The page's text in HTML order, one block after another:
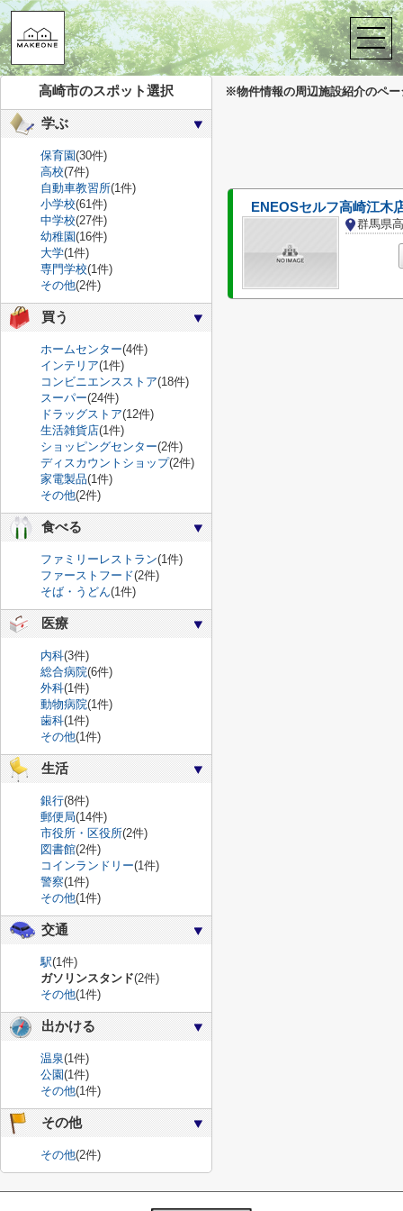
株式会社メイクワン > 周辺施設案内 > 高崎市 > 高崎市のガソリンス
高崎市のガソリンスタンド
※物件情報の周辺施設紹介のペ
ENEOSセルフ高崎江木
群馬県
高崎市のスポット選択
学ぶ
保育園(30件)
高校(7件)
自動車教習所(1件)
小学校(61件)
中学校(27件)
幼稚園(16件)
大学(1件)
専門学校(1件)
その他(2件)
買う
ホームセンター(4件)
インテリア(1件)
コンビニエンスストア(18件)
スーパー(24件)
ドラッグストア(12件)
生活雑貨店(1件)
ショッピングセンター(2件)
ディスカウントショップ(2件)
家電製品(1件)
その他(2件)
食べる
ファミリーレストラン(1件)
ファーストフード(2件)
そば・うどん(1件)
医療
内科(3件)
総合病院(6件)
外科(1件)
動物病院(1件)
歯科(1件)
その他(1件)
生活
銀行(8件)
郵便局(14件)
市役所・区役所(2件)
図書館(2件)
コインランドリー(1件)
警察(1件)
その他(1件)
交通
駅(1件)
ガソリンスタンド(2件)
その他(1件)
出かける
温泉(1件)
公園(1件)
その他(1件)
その他
その他(2件)